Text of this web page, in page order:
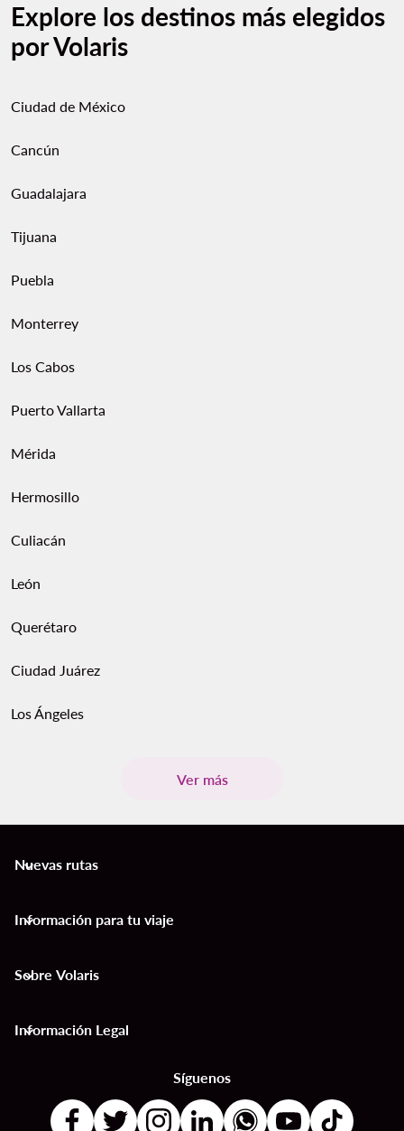
Explore los destinos más elegidos
por Volaris
Ciudad de México
Cancún
Guadalajara
Tijuana
Puebla
Monterrey
Los Cabos
Puerto Vallarta
Mérida
Hermosillo
Culiacán
León
Querétaro
Ciudad Juárez
Los Ángeles
Ver más
Nuevas rutas
keyboard_arrow_down
Información para tu viaje
keyboard_arrow_down
Sobre Volaris
keyboard_arrow_down
Información Legal
keyboard_arrow_down
Síguenos